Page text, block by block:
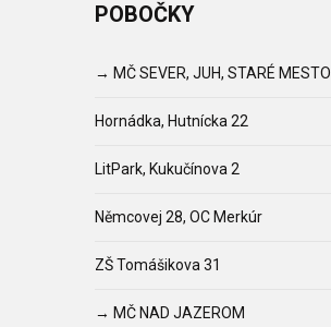
POBOČKY
→ MČ SEVER, JUH, STARÉ MESTO
Hornádka, Hutnícka 22
LitPark, Kukučínova 2
Němcovej 28, OC Merkúr
ZŠ Tomášikova 31
→ MČ NAD JAZEROM